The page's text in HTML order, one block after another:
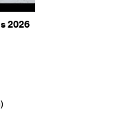
2026